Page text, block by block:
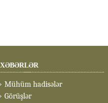
XƏBƏRLƏR
Mühüm hadisələr
Görüşlər